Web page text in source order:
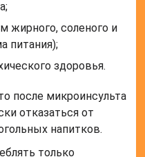
жирного, соленого и
питания);
здоровья.
после микроинсульта
отказаться от
напитков.
только